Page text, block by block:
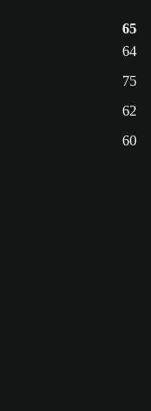
65
64
75
62
60